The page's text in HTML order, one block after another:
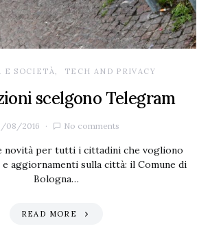
E SOCIETÀ TECH AND PRIVACY
scelgono Telegram
08/2016 No comments
novità per tutti i cittadini che vogliono
aggiornamenti sulla città: il Comune di
Bologna…
READ MORE